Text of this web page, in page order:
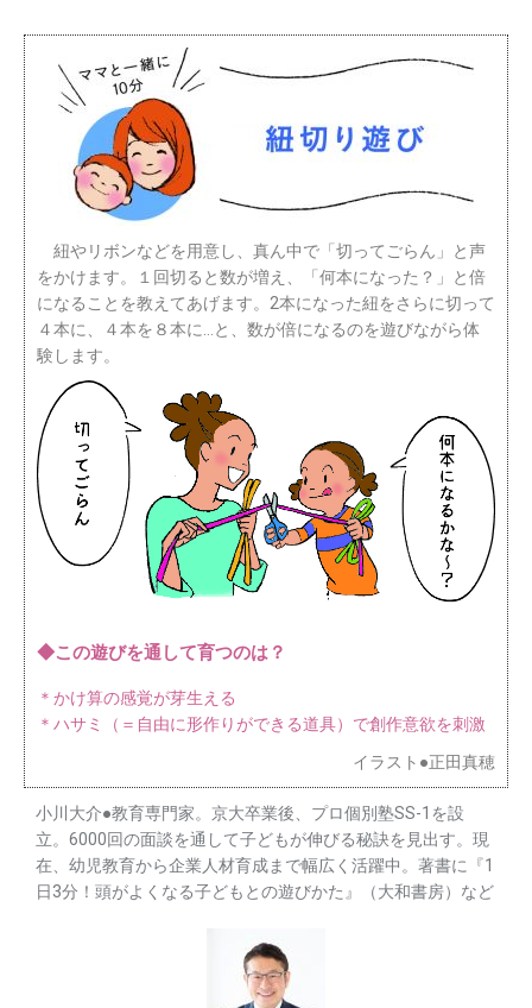
紐やリボンなどを用意し、真ん中で「切ってごらん」と声
をかけます。１回切ると数が増え、「何本になった？」と倍
になることを教えてあげます。2本になった紐をさらに切って
４本に、４本を８本に…と、数が倍になるのを遊びながら体
験します。
◆この遊びを通して育つのは？
＊かけ算の感覚が芽生える
＊ハサミ（＝自由に形作りができる道具）で創作意欲を刺激
イラスト●正田真穂
小川大介●教育専門家。京大卒業後、プロ個別塾SS-1を設
立。6000回の面談を通して子どもが伸びる秘訣を見出す。現
在、幼児教育から企業人材育成まで幅広く活躍中。著書に『1
日3分！頭がよくなる子どもとの遊びかた』（大和書房）など